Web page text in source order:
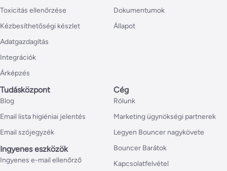
Toxicitás ellenőrzése
Kézbesíthetőségi készlet
Adatgazdagítás
Integrációk
Árképzés
Dokumentumok
Állapot
Tudásközpont
Blog
Email lista higiéniai jelentés
Email szójegyzék
Ingyenes eszközök
Ingyenes e-mail ellenőrző
Cég
Rólunk
Marketing ügynökségi partnerek
Legyen Bouncer nagykövete
Bouncer Barátok
Kapcsolatfelvétel